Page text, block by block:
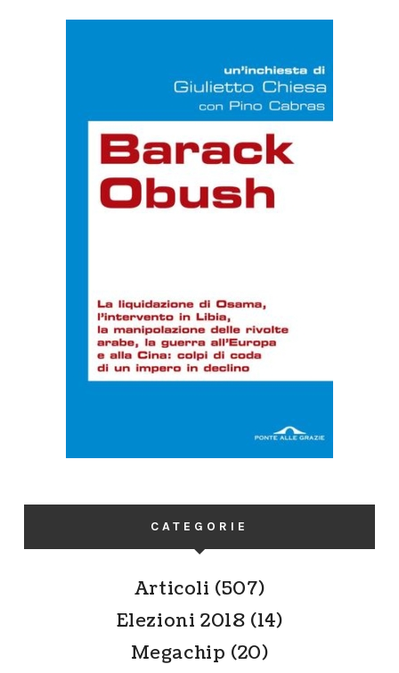
CATEGORIE
Articoli (507)
Elezioni 2018 (14)
Megachip (20)